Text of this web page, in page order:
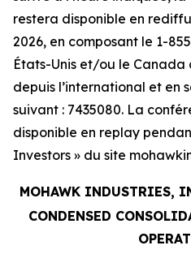
restera disponible en
2026, en composant le 1-
États-Unis et/ou le Canada
depuis l’international et en
suivant : 7435080. La
disponible en replay
Investors » du site
MOHAWK INDUSTRIES,
CONDENSED